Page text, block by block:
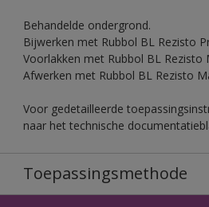
Behandelde ondergrond.
Bijwerken met Rubbol BL Rezisto
Voorlakken met Rubbol BL Rezisto
Afwerken met Rubbol BL Rezisto
Voor gedetailleerde
naar het technische
Toepassingsmethode